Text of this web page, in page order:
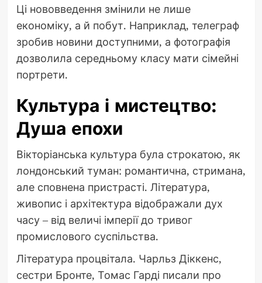
Ці нововведення змінили не лише
економіку, а й побут. Наприклад, телеграф
зробив новини доступними, а фотографія
дозволила середньому класу мати сімейні
портрети.
Культура і мистецтво:
Душа епохи
Вікторіанська культура була строкатою, як
лондонський туман: романтична, стримана,
але сповнена пристрасті. Література,
живопис і архітектура відображали дух
часу – від величі імперії до тривог
промислового суспільства.
Література процвітала. Чарльз Діккенс,
сестри Бронте, Томас Гарді писали про